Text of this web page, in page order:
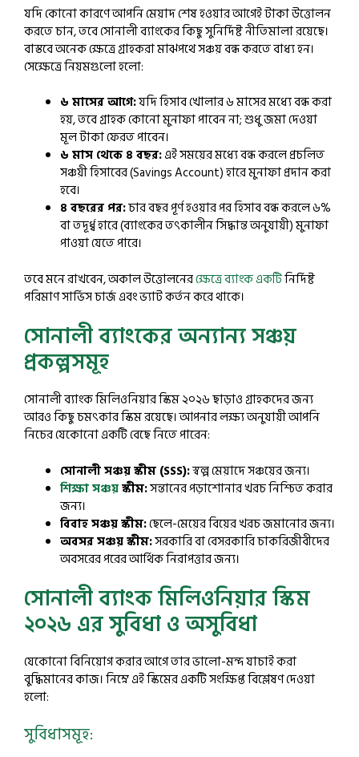
যদি কোনো কারণে আপনি মেয়াদ শেষ হওয়ার আগেই টাকা উত্তোলন
করতে চান, তবে সোনালী ব্যাংকের কিছু সুনির্দিষ্ট নীতিমালা রয়েছে।
বাস্তবে অনেক ক্ষেত্রে গ্রাহকরা মাঝপথে সঞ্চয় বন্ধ করতে বাধ্য হন।
সেক্ষেত্রে নিয়মগুলো হলো:
৬ মাসের আগে:যদি হিসাব খোলার ৬ মাসের মধ্যে বন্ধ করা
হয়, তবে গ্রাহক কোনো মুনাফা পাবেন না; শুধু জমা দেওয়া
মূল টাকা ফেরত পাবেন।
৬ মাস থেকে ৪ বছর:এই সময়ের মধ্যে বন্ধ করলে প্রচলিত
সঞ্চয়ী হিসাবের (Savings Account) হারে মুনাফা প্রদান করা
হবে।
৪ বছরের পর:চার বছর পূর্ণ হওয়ার পর হিসাব বন্ধ করলে ৬%
বা তদূর্ধ্ব হারে (ব্যাংকের তৎকালীন সিদ্ধান্ত অনুযায়ী) মুনাফা
পাওয়া যেতে পারে।
তবে মনে রাখবেন, অকাল উত্তোলনেরক্ষেত্রে ব্যাংক একটিনির্দিষ্ট
পরিমাণ সার্ভিস চার্জ এবং ভ্যাট কর্তন করে থাকে।
সোনালী ব্যাংকের অন্যান্য সঞ্চয়
প্রকল্পসমূহ
সোনালী ব্যাংক মিলিওনিয়ার স্কিম ২০২৬ ছাড়াও গ্রাহকদের জন্য
আরও কিছু চমৎকার স্কিম রয়েছে। আপনার লক্ষ্য অনুযায়ী আপনি
নিচের যেকোনো একটি বেছে নিতে পারেন:
সোনালী সঞ্চয় স্কীম (SSS):স্বল্প মেয়াদে সঞ্চয়ের জন্য।
শিক্ষা সঞ্চয়স্কীম:সন্তানের পড়াশোনার খরচ নিশ্চিত করার
জন্য।
বিবাহ সঞ্চয় স্কীম:ছেলে-মেয়ের বিয়ের খরচ জমানোর জন্য।
অবসর সঞ্চয় স্কীম:সরকারি বা বেসরকারি চাকরিজীবীদের
অবসরের পরের আর্থিক নিরাপত্তার জন্য।
সোনালী ব্যাংক মিলিওনিয়ার স্কিম
২০২৬ এর সুবিধা ও অসুবিধা
যেকোনো বিনিয়োগ করার আগে তার ভালো-মন্দ যাচাই করা
বুদ্ধিমানের কাজ। নিম্নে এই স্কিমের একটি সংক্ষিপ্ত বিশ্লেষণ দেওয়া
হলো:
সুবিধাসমূহ: